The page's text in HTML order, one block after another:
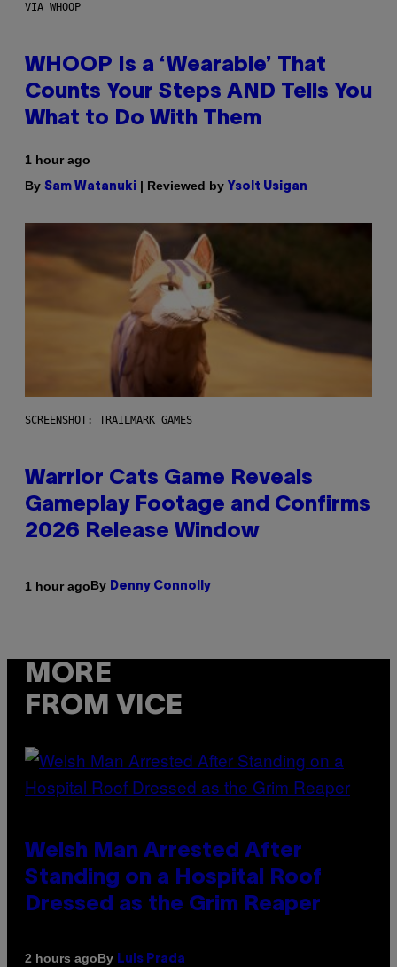
VIA WHOOP
WHOOP Is a ‘Wearable’ That
Counts Your Steps AND Tells You
What to Do With Them
1 hour ago
By Sam Watanuki | Reviewed by Ysolt Usigan
SCREENSHOT: TRAILMARK GAMES
Warrior Cats Game Reveals
Gameplay Footage and Confirms
2026 Release Window
1 hour agoBy Denny Connolly
MORE
FROM VICE
Welsh Man Arrested After
Standing on a Hospital Roof
Dressed as the Grim Reaper
2 hours agoBy Luis Prada